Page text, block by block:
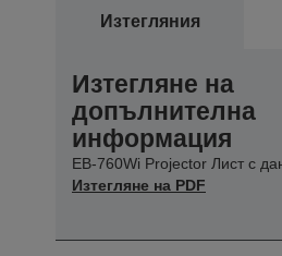
Изтегляния
Изтегляне на
допълнителна
информация
EB-760Wi Projector Лист с
Изтегляне на PDF